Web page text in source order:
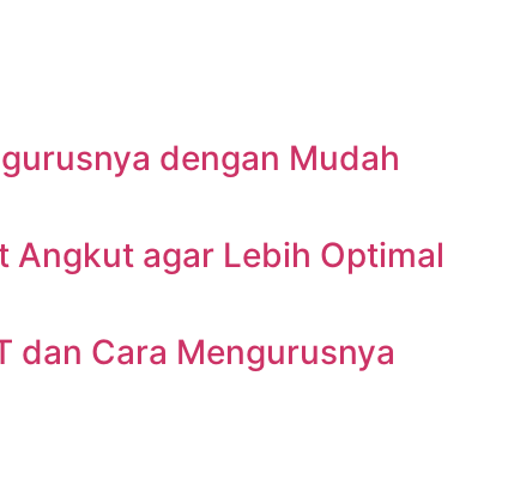
dengan Mudah
Angkut agar Lebih Optimal
dan Cara Mengurusnya